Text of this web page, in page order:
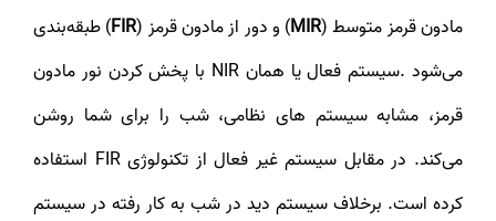
مادون قرمز متوسط (MIR) و دور از مادون قرمز (FIR) طبقه‌بندی
می‌شود .سیستم فعال یا همان NIR با پخش کردن نور مادون
قرمز، مشابه سیستم های نظامی، شب را برای شما روشن
می‌کند. در مقابل سیستم غیر فعال از تکنولوژی FIR استفاده
کرده است. برخلاف سیستم دید در شب به کار رفته در سیستم